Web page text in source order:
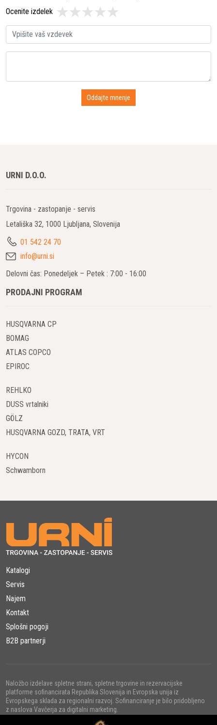
Ocenite izdelek
URNI D.O.O.
Trgovina - zastopanje - servis
Letališka 32, 1000 Ljubljana, Slovenija
01 542 24 70
info@urni.si
Delovni čas: Ponedeljek – Petek : 7:00 - 16:00
PRODAJNI PROGRAM
HUSQVARNA CP
BOMAG
ATLAS COPCO
EPIROC
REHLKO
DUSS vrtalniki
GÖLZ
HUSQVARNA GOZD, TRATA, VRT
HYCON
Schwamborn
Katalogi
Servis
Najem
Kontakt
Splošni pogoji
B2B partnerji
Naložbo izdelave spletne strani, spletne trgovine in rezervacijske
platforme sofinancirata Republika Slovenija in Evropska unija iz
Evropskega sklada za regionalni razvoj. Sofinanciranje je bilo pridobljeno
z naslova Vavčerja za digitalni marketing.